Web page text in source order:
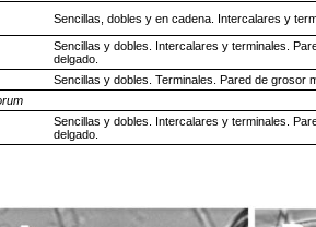
Sencillas, dobles y en cadena. Intercalares y
Sencillas y dobles. Intercalares y terminales.
delgado.
Sencillas y dobles. Terminales. Pared de grosor
Sencillas y dobles. Intercalares y terminales.
delgado.